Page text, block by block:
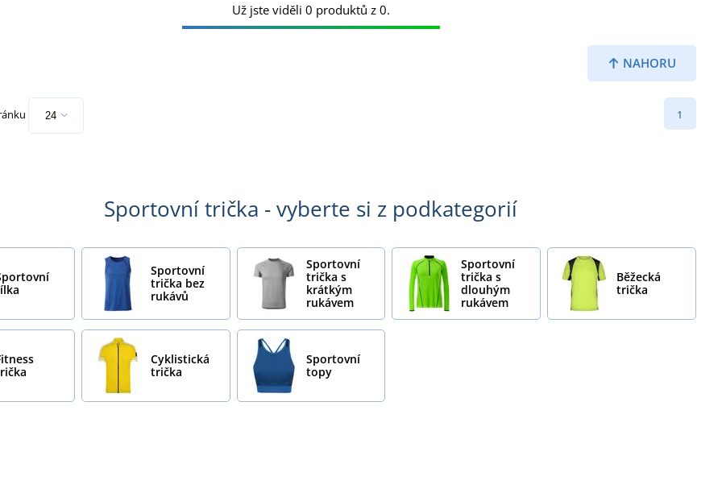
NAHORU
Už jste viděli 0 produktů z 0.
1
Sportovní trička - vyberte si z podkategorií
Sportovní
trička bez
rukávů
Sportovní
trička s
krátkým
rukávem
Sportovní
trička s
dlouhým
rukávem
Běžecká
trička
Cyklistická
trička
Sportovní
topy